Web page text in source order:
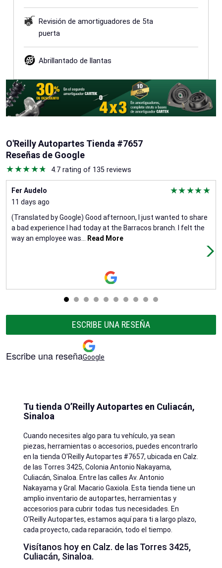
Revisión de amortiguadores de 5ta
puerta
Abrillantado de llantas
O'Reilly Autopartes Tienda #7657
Reseñas de Google
4.7 rating of 135 reviews
Fer Audelo
11 days ago
(Translated by Google) Good afternoon, I just wanted to share
a bad experience I had today at the Barracos branch. I felt the
way an employee was
Read More
ESCRIBE UNA RESEÑA
Escribe una reseñaGoogle
Tu tienda O’Reilly Autopartes en Culiacán,
Sinaloa
Cuando necesites algo para tu vehículo, ya sean
piezas, herramientas o accesorios, puedes encontrarlo
en la tienda O'Reilly Autopartes #7657, ubicada en Calz.
de las Torres 3425, Colonia Antonio Nakayama,
Culiacán, Sinaloa. Entre las calles Av. Antonio
Nakayama y Gral. Macario Gaxiola. Esta tienda tiene un
amplio inventario de autopartes, herramientas y
accesorios para cubrir todas tus necesidades. En
O'Reilly Autopartes, estamos aquí para ti a largo plazo,
cada proyecto, cada reparación, todo el tiempo.
Visítanos hoy en Calz. de las Torres 3425,
Culiacán, Sinaloa.